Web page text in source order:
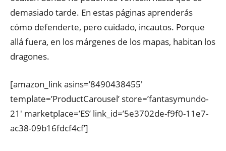
demasiado tarde. En estas páginas aprenderás
cómo defenderte, pero cuidado, incautos. Porque
allá fuera, en los márgenes de los mapas, habitan los
dragones.
[amazon_link asins=’8490438455′
template=’ProductCarousel’ store=’fantasymundo-
21′ marketplace=’ES’ link_id=’5e3702de-f9f0-11e7-
ac38-09b16fdcf4cf’]